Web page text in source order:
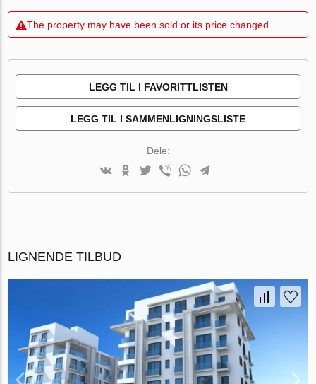
The property may have been sold or its price changed
LEGG TIL I FAVORITTLISTEN
LEGG TIL I SAMMENLIGNINGSLISTE
Dele:
LIGNENDE TILBUD